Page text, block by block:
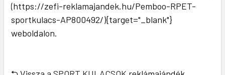
(https://zefi-reklamajandek.hu/Pemboo-RPET-
sportkulacs-AP800492/){target="_blank"}
weboldalon.